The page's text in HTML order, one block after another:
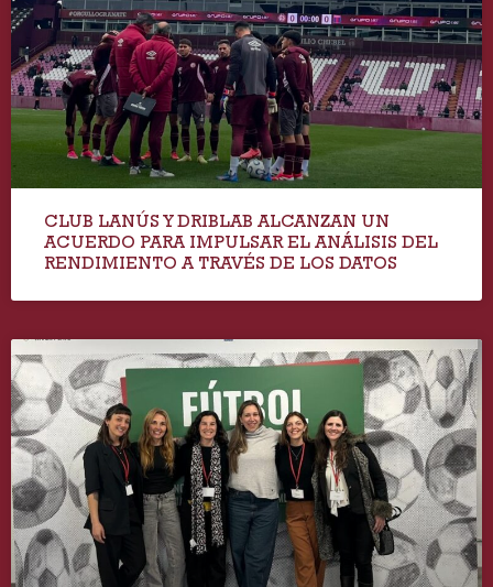
CLUB LANÚS Y DRIBLAB ALCANZAN UN
ACUERDO PARA IMPULSAR EL ANÁLISIS DEL
RENDIMIENTO A TRAVÉS DE LOS DATOS